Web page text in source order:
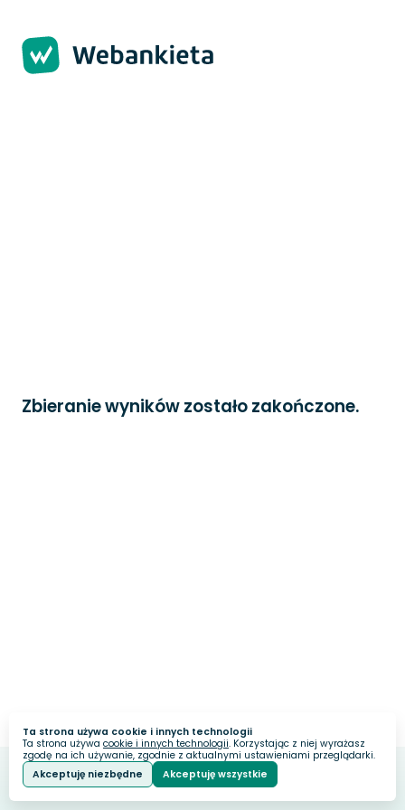
Ta strona używa cookie i innych technologii
Ta strona używa cookie i innych technologii. Korzystając z niej wyrażasz
zgodę na ich używanie, zgodnie z aktualnymi ustawieniami przeglądarki.
Akceptuję niezbędne
Akceptuję wszystkie
Zbieranie wyników zostało zakończone.
Stworzone naWebankieta